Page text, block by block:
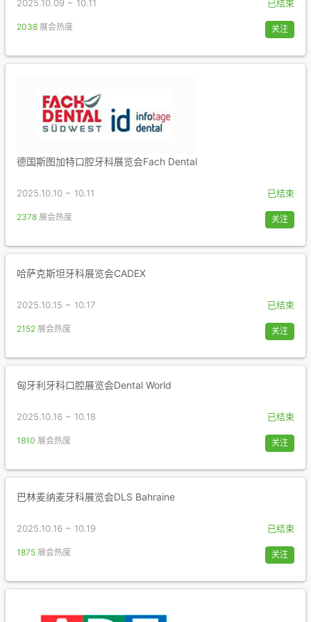
2025.10.09 ~ 10.11 已结束
2038 展会热度 关注
德国斯图加特口腔牙科展览会Fach Dental
2025.10.10 ~ 10.11 已结束
2378 展会热度 关注
哈萨克斯坦牙科展览会CADEX
2025.10.15 ~ 10.17 已结束
2152 展会热度 关注
匈牙利牙科口腔展览会Dental World
2025.10.16 ~ 10.18 已结束
1810 展会热度 关注
巴林麦纳麦牙科展览会DLS Bahraine
2025.10.16 ~ 10.19 已结束
1875 展会热度 关注